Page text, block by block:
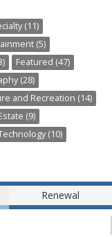
(11)
(5)
Featured (47)
(28)
and Recreation (14)
(9)
(10)
Renewal